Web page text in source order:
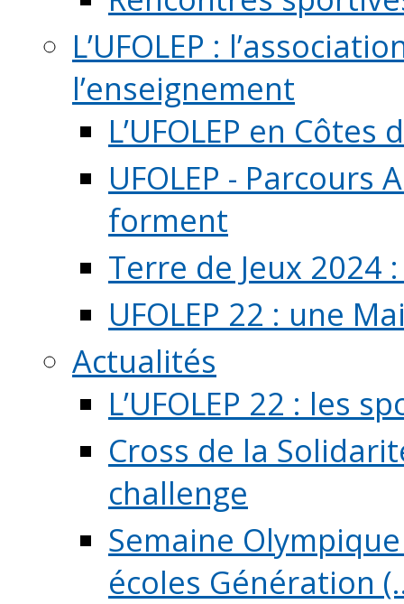
L’UFOLEP :
l’enseignement
L’UFOLEP en Côtes
UFOLEP -
forment
Terre de Jeux 2024
UFOLEP 22 : une
Actualités
L’UFOLEP 22 : les
Cross de la
challenge
Semaine
écoles Génération